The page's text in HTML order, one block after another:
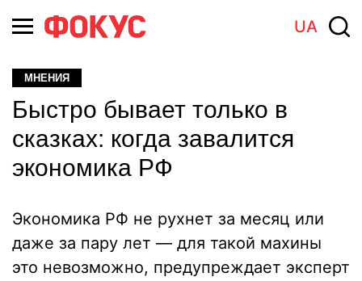
UA
МНЕНИЯ
Быстро бывает только в
сказках: когда завалится
экономика РФ
Экономика РФ не рухнет за месяц или
даже за пару лет — для такой махины
это невозможно, предупреждает эксперт